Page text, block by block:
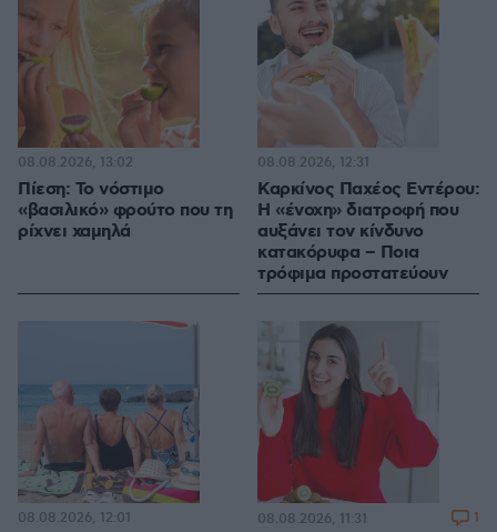
Πίεση: Το νόστιμο
«βασιλικό» φρούτο που τη
ρίχνει χαμηλά
08.08.2026, 13:02
Καρκίνος Παχέος Εντέρου:
Η «ένοχη» διατροφή που
αυξάνει τον κίνδυνο
κατακόρυφα – Ποια
τρόφιμα προστατεύουν
08.08.2026, 12:31
08.08.2026, 12:01 08.08.2026, 11:31 1